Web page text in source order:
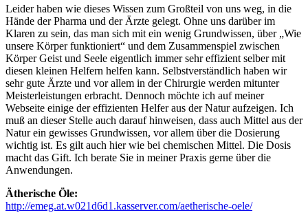
Leider haben wie dieses Wissen zum Großteil von uns weg, in die
Hände der Pharma und der Ärzte gelegt. Ohne uns darüber im
Klaren zu sein, das man sich mit ein wenig Grundwissen, über „Wie
unsere Körper funktioniert“ und dem Zusammenspiel zwischen
Körper Geist und Seele eigentlich immer sehr effizient selber mit
diesen kleinen Helfern helfen kann. Selbstverständlich haben wir
sehr gute Ärzte und vor allem in der Chirurgie werden mitunter
Meisterleistungen erbracht. Dennoch möchte ich auf meiner
Webseite einige der effizienten Helfer aus der Natur aufzeigen. Ich
muß an dieser Stelle auch darauf hinweisen, dass auch Mittel aus der
Natur ein gewisses Grundwissen, vor allem über die Dosierung
wichtig ist. Es gilt auch hier wie bei chemischen Mittel. Die Dosis
macht das Gift. Ich berate Sie in meiner Praxis gerne über die
Anwendungen.
Ätherische Öle:
http://emeg.at.w021d6d1.kasserver.com/aetherische-oele/